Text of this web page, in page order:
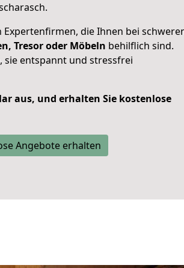
die Ihnen bei
Tresor oder Möbeln behilflich sind.
sie entspannt und stressfrei
aus, und erhalten Sie kostenlose
Angebote erhalten